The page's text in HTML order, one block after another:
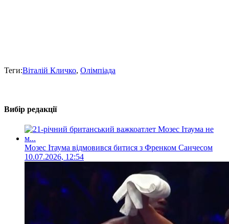
Теги:Віталій Кличко, Олімпіада
Вибір редакції
Мозес Ітаума відмовився битися з Френком Санчесом
10.07.2026, 12:54